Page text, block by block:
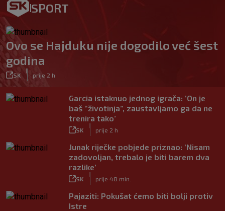
SPORT
Ovo se Hajduku nije dogodilo već šest
godina
SK prije 2 h
Garcia istaknuo jednog igrača: ‘On je
baš “životinja”, zaustavljamo ga da ne
trenira tako’
SK prije 2 h
Junak riječke pobjede priznao: ‘Nisam
zadovoljan, trebalo je biti barem dva
razlike’
SK prije 48 min.
Pajaziti: Pokušat ćemo biti bolji protiv
Istre